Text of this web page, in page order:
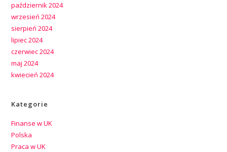
październik 2024
wrzesień 2024
sierpień 2024
lipiec 2024
czerwiec 2024
maj 2024
kwiecień 2024
Kategorie
Finanse w UK
Polska
Praca w UK